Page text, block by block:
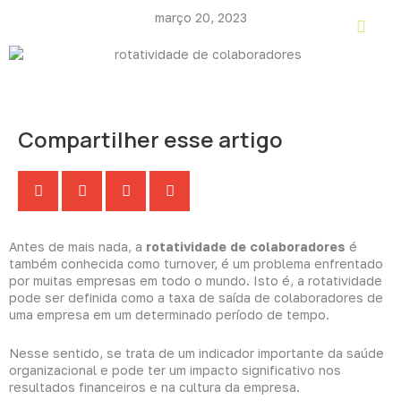
conteúdo
março 20, 2023
Compartilher esse artigo
Antes de mais nada, a rotatividade de colaboradores é
também conhecida como turnover, é um problema enfrentado
por muitas empresas em todo o mundo. Isto é, a rotatividade
pode ser definida como a taxa de saída de colaboradores de
uma empresa em um determinado período de tempo.
Nesse sentido, se trata de um indicador importante da saúde
organizacional e pode ter um impacto significativo nos
resultados financeiros e na cultura da empresa.